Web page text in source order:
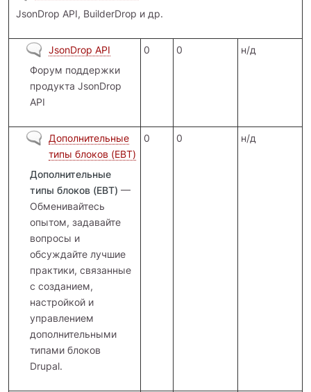
JsonDrop API, BuilderDrop и др.
Нет новых сообщений
JsonDrop API
Форум поддержки
продукта JsonDrop
API
0 0 н/д
Нет новых сообщений
Дополнительные
типы блоков (EBT)
Дополнительные
типы блоков (EBT) —
Обменивайтесь
опытом, задавайте
вопросы и
обсуждайте лучшие
практики, связанные
с созданием,
настройкой и
управлением
дополнительными
типами блоков
Drupal.
0 0 н/д